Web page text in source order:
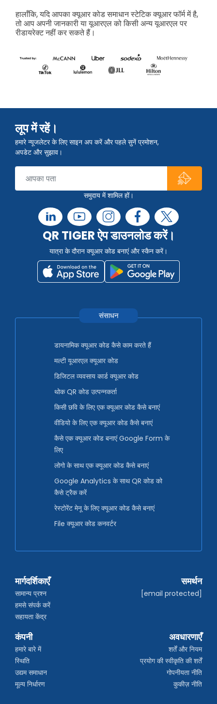
हालाँकि, यदि आपका क्यूआर कोड समाधान स्टेटिक क्यूआर फॉर्म में है,
तो आप अपनी जानकारी या यूआरएल को किसी अन्य यूआरएल पर
रीडायरेक्ट नहीं कर सकते हैं।
लूप में रहें।
हमारे न्यूजलेटर के लिए साइन अप करें और पहले सुनें प्रमोशन,
अपडेट और सुझाव।
समुदाय में शामिल हों।
QR TIGER ऐप डाउनलोड करें।
यात्रा के दौरान क्यूआर कोड बनाएं और स्कैन करें।
संसाधन
डायनामिक क्यूआर कोड कैसे काम करते हैं
मल्टी यूआरएल क्यूआर कोड
डिजिटल व्यवसाय कार्ड क्यूआर कोड
थोक QR कोड उत्पन्नकर्ता
किसी छवि के लिए एक क्यूआर कोड कैसे बनाएं
वीडियो के लिए एक क्यूआर कोड कैसे बनाएं
कैसे एक क्यूआर कोड बनाएं Google Form के
लिए
लोगो के साथ एक क्यूआर कोड कैसे बनाएं
Google Analytics के साथ QR कोड को
कैसे ट्रैक करें
रेस्टोरेंट मेनू के लिए क्यूआर कोड कैसे बनाएं
File क्यूआर कोड कनवर्टर
मार्गदर्शिकाएँ
सामान्य प्रश्न
हमसे संपर्क करें
सहायता केंद्र
समर्थन
[email protected]
कंपनी
हमारे बारे में
स्थिति
उद्यम समाधान
मूल्य निर्धारण
अवधारणाएँ
शर्तें और नियम
प्रयोग की स्वीकृति की शर्तें
गोपनीयता नीति
कुकीज़ नीति